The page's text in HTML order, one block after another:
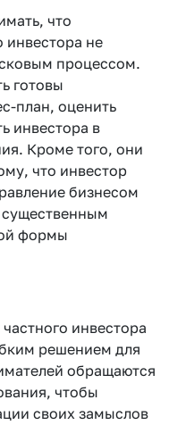
что
инвестора не
процессом.
готовы
план, оценить
инвестора в
Кроме того, они
что инвестор
бизнесом
формы
инвестора
решением для
обращаются
чтобы
своих замыслов